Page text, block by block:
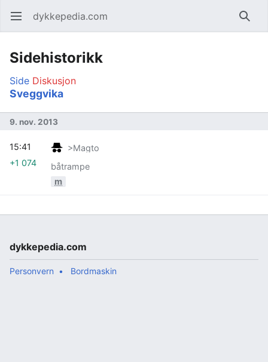
Åpne hovedmenyen dykkepedia.com Søk
Sidehistorikk
Side Diskusjon
Sveggvika
9. nov. 2013
>Magto
båtrampe
m
15:41
+1 074
dykkepedia.com
Personvern Bordmaskin